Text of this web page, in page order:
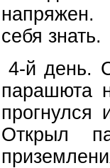
себя знать.
4-й день.
парашюта
прогнулся
Открыл